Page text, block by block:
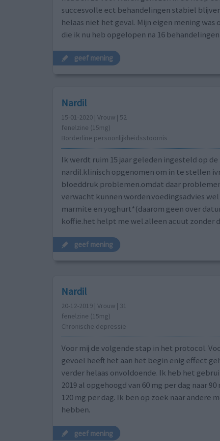
succesvolle ect behandelingen stabiel
helaas niet het geval. Mijn eigen mening
die ik nu heb opgelopen na 16
geef mening
Nardil
15-01-2020 | Vrouw | 52
fenelzine (15mg)
Borderline persoonlijkheidsstoornis
Ik werdt ruim 15 jaar geleden ingesteld op de
nardil.klinisch opgenomen om in te stellen
bloeddruk problemen.omdat daar
verwacht kunnen worden.voedingsadvies
marmite en yoghurt*(daarom geen over
koffie.het helpt me wel.alleen acuut zonder
geef mening
Nardil
20-12-2019 | Vrouw | 31
fenelzine (15mg)
Chronische depressie
Voor mij de volgende stap in het protocol.
gevoel heeft het aan het begin enig effect
verder helaas onvoldoende. Ik heb het
2019 al opgehoogd van 60 mg per dag naar
120 mg per dag. Ik ben op zoek naar
hebben.
geef mening